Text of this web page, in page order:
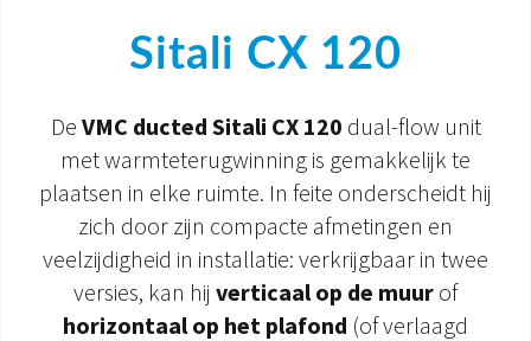
GEÏNTEGREERDE SYSTEMEN
WERELD OS
DOCUMENTATIE PRODUCTEN
Sitali CX 120
De VMC ducted Sitali CX 120 dual-flow unit
met warmteterugwinning is gemakkelijk te
plaatsen in elke ruimte. In feite onderscheidt hij
zich door zijn compacte afmetingen en
veelzijdigheid in installatie: verkrijgbaar in twee
versies, kan hij verticaal op de muur of
horizontaal op het plafond (of verlaagd